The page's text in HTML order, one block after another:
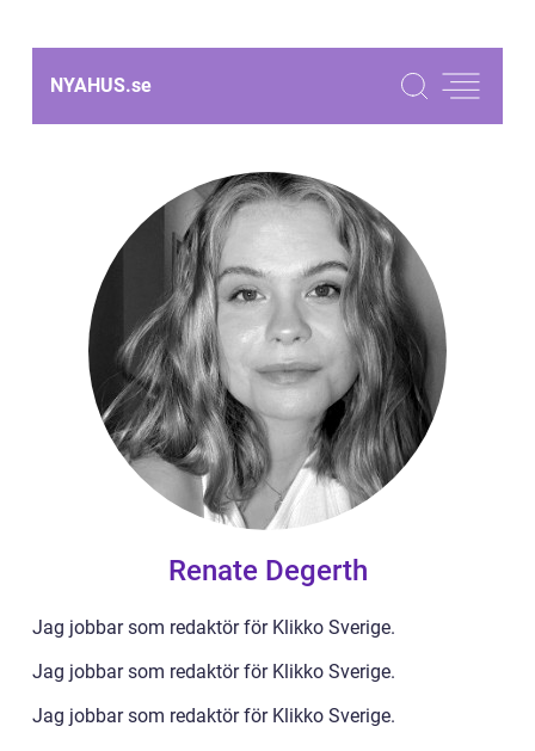
NYAHUS.se
Renate Degerth
Jag jobbar som redaktör för Klikko Sverige.
Jag jobbar som redaktör för Klikko Sverige.
Jag jobbar som redaktör för Klikko Sverige.